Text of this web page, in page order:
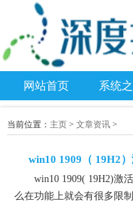
网站首页 系统
当前位置： 主页 > 文章资讯 >
win10 1909（ 19H2
win10 1909( 19H2)激
么在功能上就会有很多限